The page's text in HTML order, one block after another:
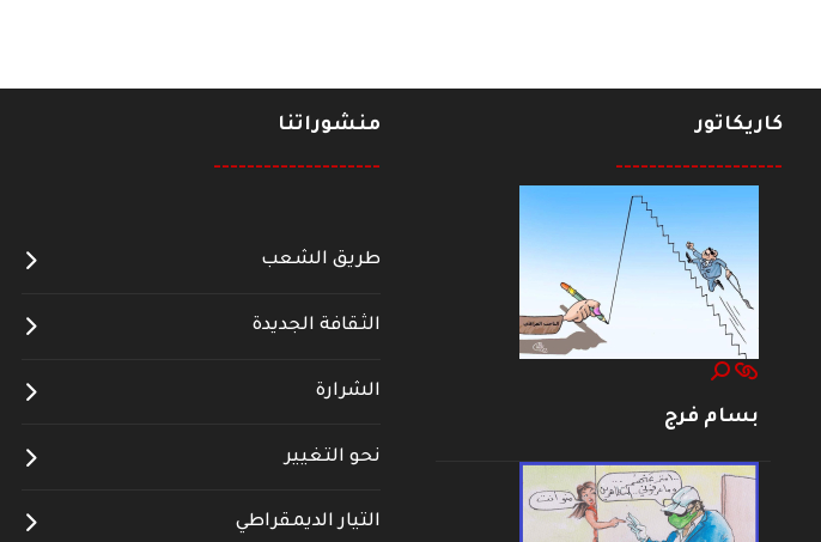
كاريكاتور
--------------------
بسام فرج
منشوراتنا
--------------------
طريق الشعب
الثقافة الجديدة
الشرارة
نحو التغيير
التيار الديمقراطي